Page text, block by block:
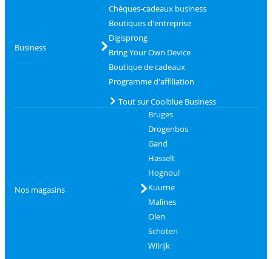
Business
Chèques-cadeaux business
Boutiques d'entreprise
Digisprong
Bring Your Own Device
Boutique de cadeaux
Programme d'affiliation
Tout sur Coolblue Business
Nos magasins
Bruges
Drogenbos
Gand
Hasselt
Hognoul
Kuurne
Malines
Olen
Schoten
Wilrijk